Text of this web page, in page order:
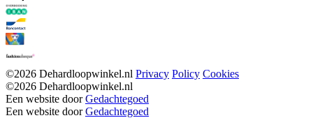
©2026 Dehardloopwinkel.nl Privacy Policy Cookies
©2026 Dehardloopwinkel.nl
Een website doorGedachtegoed
Een website doorGedachtegoed